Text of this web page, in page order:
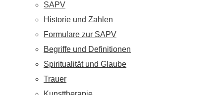
SAPV
Historie und Zahlen
Formulare zur SAPV
Begriffe und Definitionen
Spiritualität und Glaube
Trauer